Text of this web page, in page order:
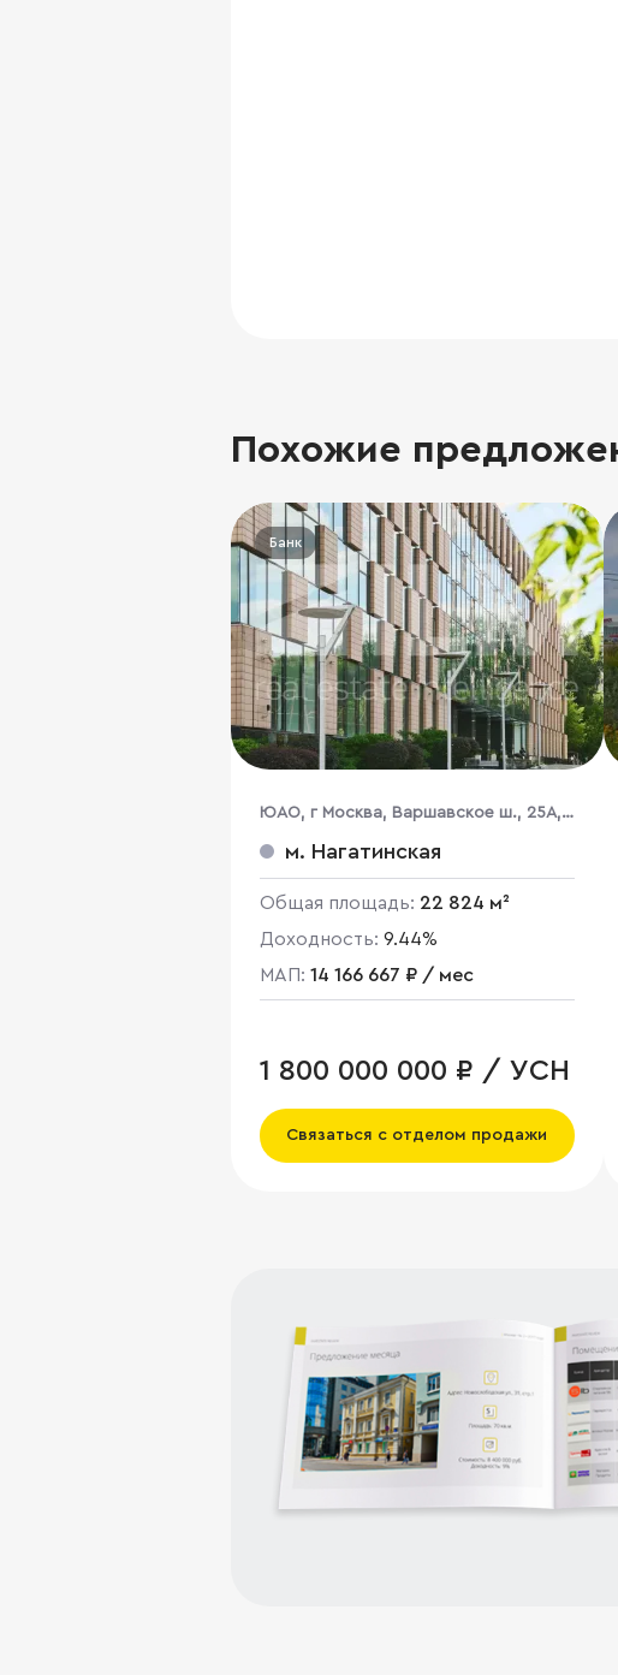
Похожие
Банк
ЮАО, г Москва, Варшавское ш., 25А,
стр. 6м. Нагатинская
Общая площадь: 22 824 м²
Доходность: 9.44%
МАП: 14 166 667 ₽ / мес
1 800 000 000 ₽ / УСН
Связаться с отделом продажи